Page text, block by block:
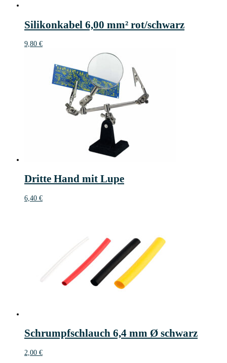
Silikonkabel 6,00 mm² rot/schwarz
9,80 €
Dritte Hand mit Lupe
6,40 €
Schrumpfschlauch 6,4 mm Ø schwarz
2,00 €